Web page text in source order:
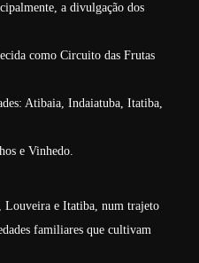
a divulgação dos
como Circuito das Frutas
Atibaia, Indaiatuba, Itatiba,
e Vinhedo.
Louveira e Itatiba, num trajeto
familiares que cultivam